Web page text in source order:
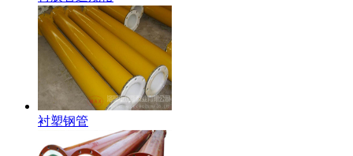
衬塑钢管